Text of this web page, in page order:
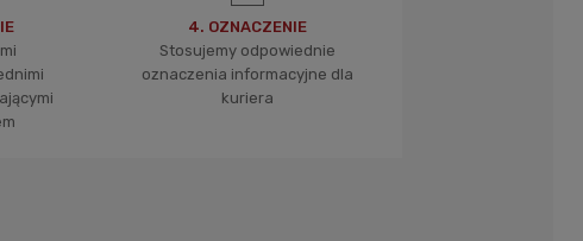
4. OZNACZENIE
Stosujemy odpowiednie
oznaczenia informacyjne dla
kuriera